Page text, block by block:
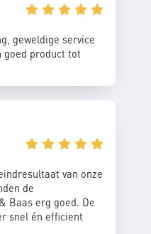
geweldige service
goed product tot
van onze
de
Baas erg goed. De
snel én efficient